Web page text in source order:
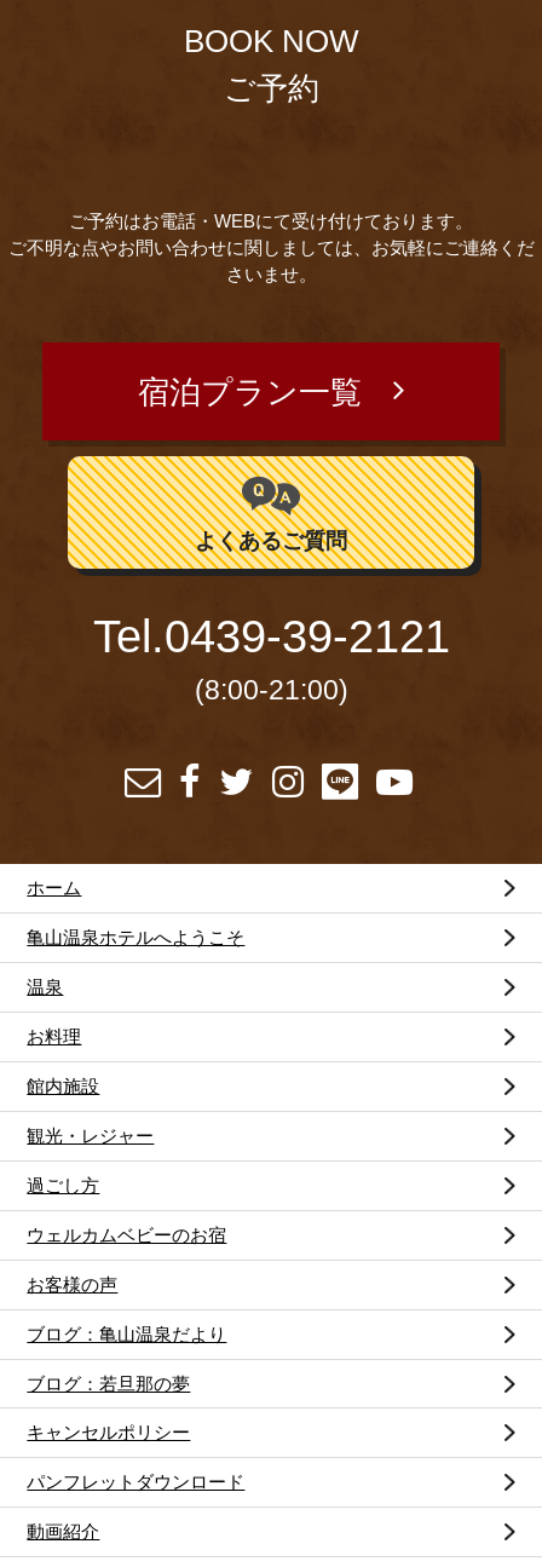
BOOK NOW
ご予約
ご予約はお電話・WEBにて受け付けております。
ご不明な点やお問い合わせに関しましては、お気軽にご連絡くだ
さいませ。
宿泊プラン一覧
よくあるご質問
Tel.0439-39-2121
(8:00-21:00)
ホーム
亀山温泉ホテルへようこそ
温泉
お料理
館内施設
観光・レジャー
過ごし方
ウェルカムベビーのお宿
お客様の声
ブログ：亀山温泉だより
ブログ：若旦那の夢
キャンセルポリシー
パンフレットダウンロード
動画紹介